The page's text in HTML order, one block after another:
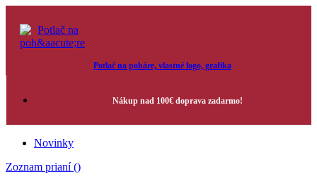
Potlač na poháre, vlastné logo, grafika
Nákup nad 100€ doprava zadarmo!
Novinky
Zoznam prianí ()